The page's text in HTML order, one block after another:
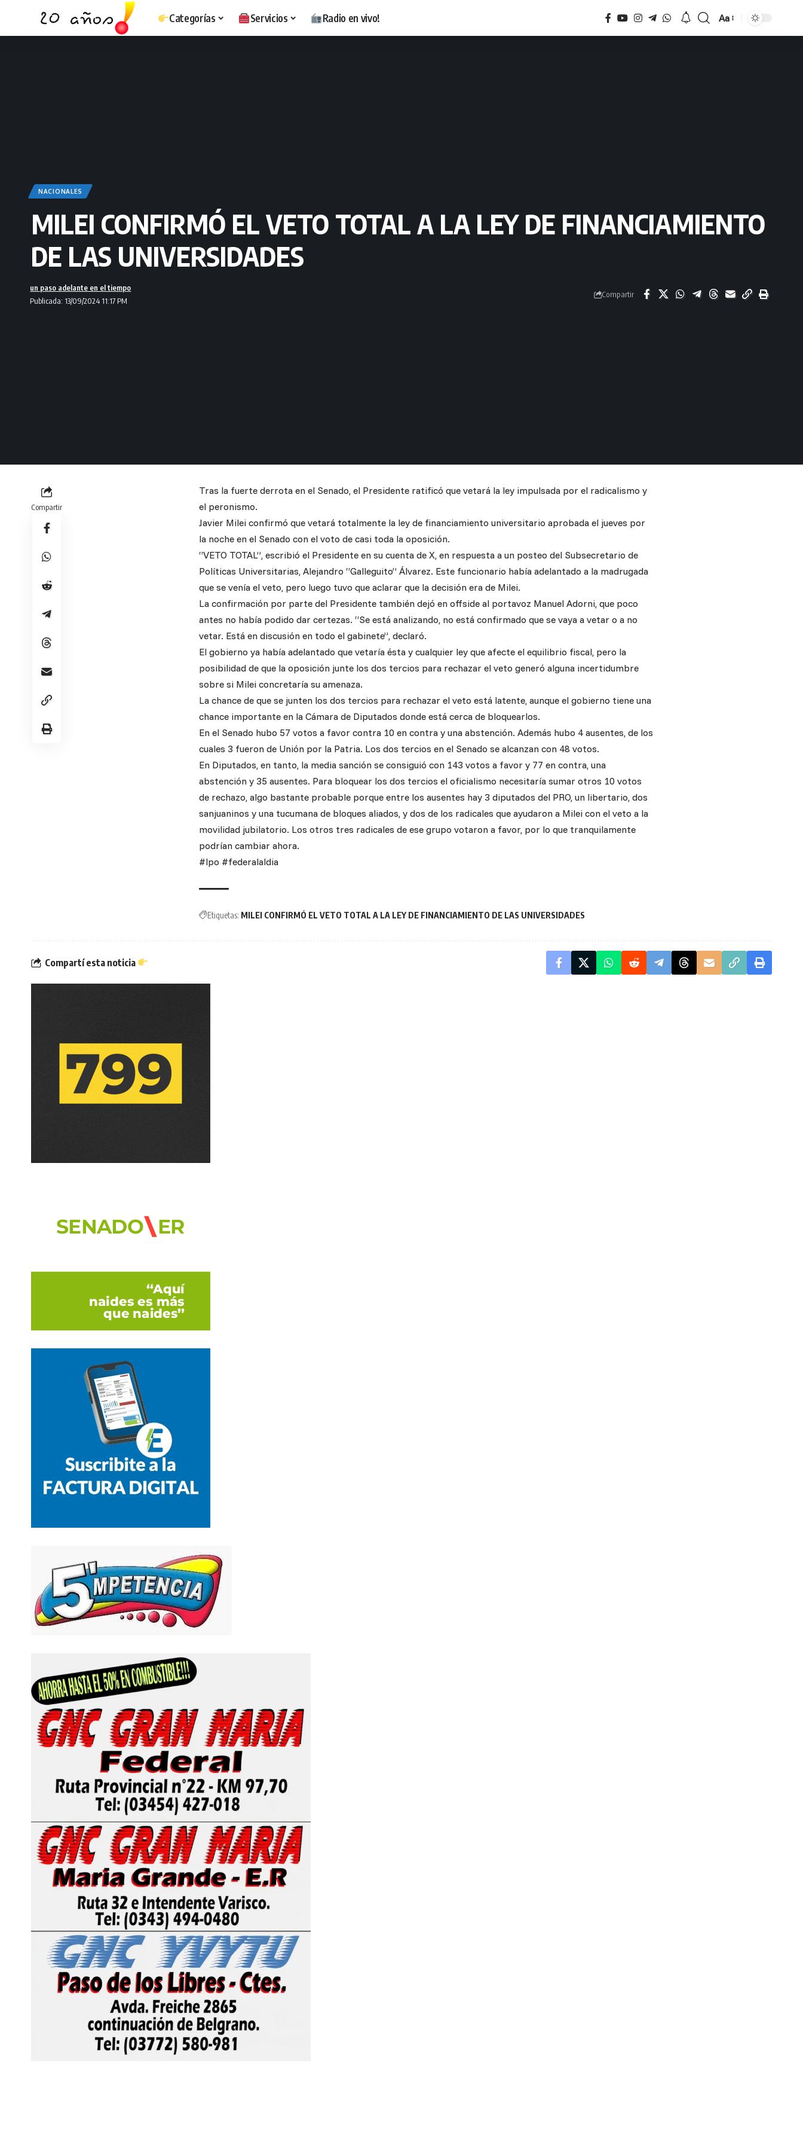
Categorías Servicios Radio en vivo!
Tamaño
Aa
NACIONALES
MILEI CONFIRMÓ EL VETO TOTAL A LA LEY DE FINANCIAMIENTO
DE LAS UNIVERSIDADES
Publicada: 13/09/2024 11:17 PM
un paso adelante en el tiempo
Compartir
Compartir
Tras la fuerte derrota en el Senado, el Presidente ratificó que vetará la ley impulsada por el radicalismo y
el peronismo.
Javier Milei confirmó que vetará totalmente la ley de financiamiento universitario aprobada el jueves por
la noche en el Senado con el voto de casi toda la oposición.
“VETO TOTAL”, escribió el Presidente en su cuenta de X, en respuesta a un posteo del Subsecretario de
Políticas Universitarias, Alejandro “Galleguito” Álvarez. Este funcionario había adelantado a la madrugada
que se venía el veto, pero luego tuvo que aclarar que la decisión era de Milei.
La confirmación por parte del Presidente también dejó en offside al portavoz Manuel Adorni, que poco
antes no había podido dar certezas. “Se está analizando, no está confirmado que se vaya a vetar o a no
vetar. Está en discusión en todo el gabinete”, declaró.
El gobierno ya había adelantado que vetaría ésta y cualquier ley que afecte el equilibrio fiscal, pero la
posibilidad de que la oposición junte los dos tercios para rechazar el veto generó alguna incertidumbre
sobre si Milei concretaría su amenaza.
La chance de que se junten los dos tercios para rechazar el veto está latente, aunque el gobierno tiene una
chance importante en la Cámara de Diputados donde está cerca de bloquearlos.
En el Senado hubo 57 votos a favor contra 10 en contra y una abstención. Además hubo 4 ausentes, de los
cuales 3 fueron de Unión por la Patria. Los dos tercios en el Senado se alcanzan con 48 votos.
En Diputados, en tanto, la media sanción se consiguió con 143 votos a favor y 77 en contra, una
abstención y 35 ausentes. Para bloquear los dos tercios el oficialismo necesitaría sumar otros 10 votos
de rechazo, algo bastante probable porque entre los ausentes hay 3 diputados del PRO, un libertario, dos
sanjuaninos y una tucumana de bloques aliados, y dos de los radicales que ayudaron a Milei con el veto a la
movilidad jubilatorio. Los otros tres radicales de ese grupo votaron a favor, por lo que tranquilamente
podrían cambiar ahora.
#lpo #federalaldia
Etiquetas: MILEI CONFIRMÓ EL VETO TOTAL A LA LEY DE FINANCIAMIENTO DE LAS UNIVERSIDADES
Compartí esta noticia